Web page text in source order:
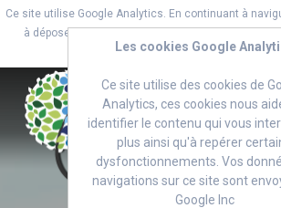
Les cookies Google
Ce site utilise des cookies de
Analytics, ces cookies nous
identifier le contenu qui vous
plus ainsi qu'à repérer
dysfonctionnements. Vos
navigations sur ce site sont
Google Inc
Ce site utilise Google Analytics. En continuant à
à déposer un cookie à des fins de mesure
s'opposer.
Skip
to
content